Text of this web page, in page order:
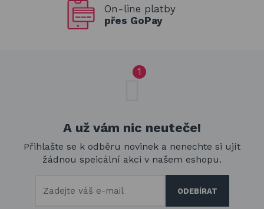
On-line platby
přes GoPay
A už vám nic neuteče!
Přihlašte se k odběru novinek a nenechte si ujít
žádnou speicální akci v našem eshopu.